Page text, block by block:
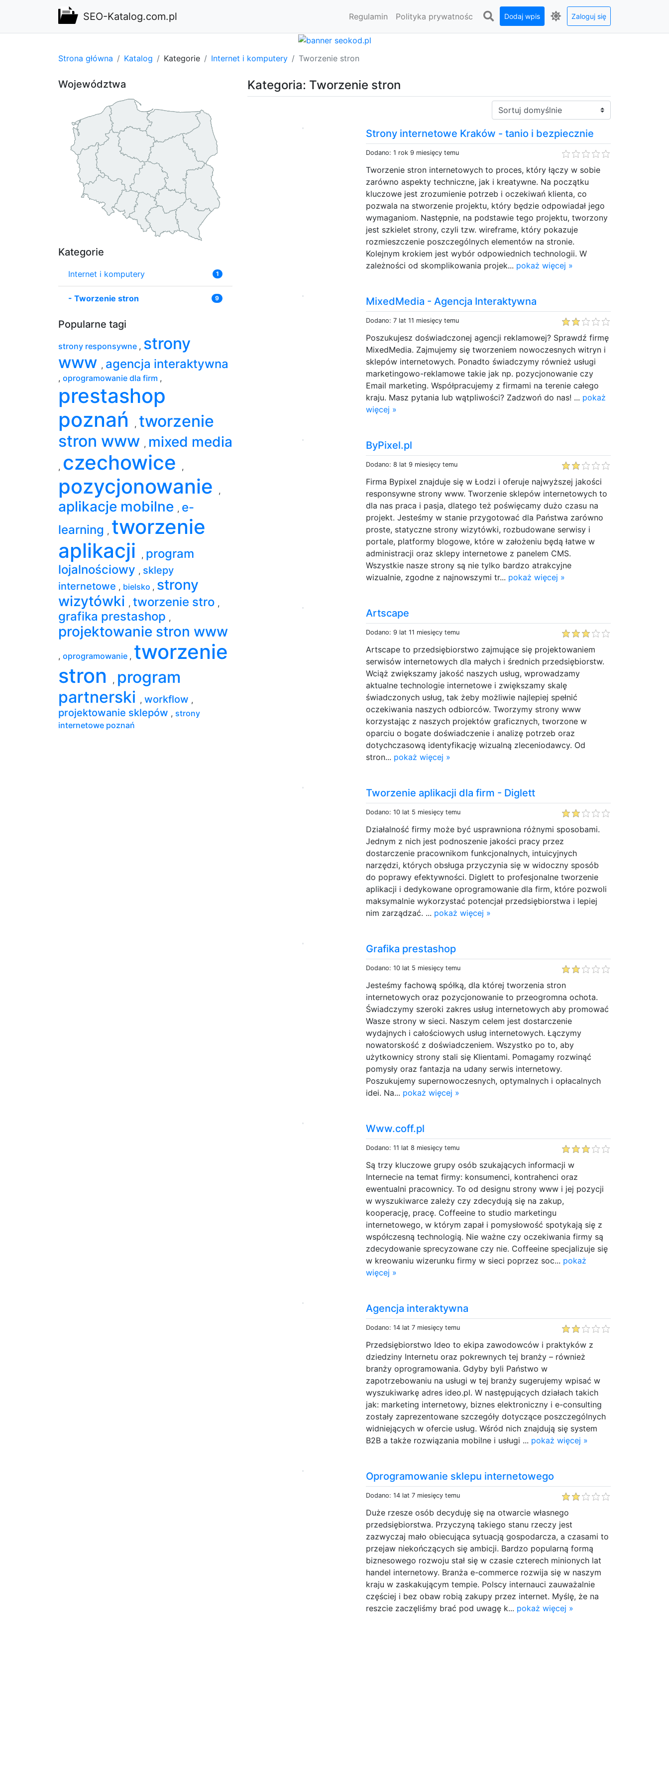
SEO-Katalog.com.pl Regulamin Polityka prywatnośc Dodaj wpis Zaloguj się
Strona główna Katalog Kategorie Internet i komputery Tworzenie stron
Kategoria: Tworzenie stron
Sortuj:
Strony internetowe Kraków - tanio i bezpiecznie
Dodano: 1 rok 9 miesięcy temu
Tworzenie stron internetowych to proces, który łączy w sobie
zarówno aspekty techniczne, jak i kreatywne. Na początku
kluczowe jest zrozumienie potrzeb i oczekiwań klienta, co
pozwala na stworzenie projektu, który będzie odpowiadał jego
wymaganiom. Następnie, na podstawie tego projektu, tworzony
jest szkielet strony, czyli tzw. wireframe, który pokazuje
rozmieszczenie poszczególnych elementów na stronie.
Kolejnym krokiem jest wybór odpowiednich technologii. W
zależności od skomplikowania projek... pokaż więcej »
MixedMedia - Agencja Interaktywna
Dodano: 7 lat 11 miesięcy temu
Poszukujesz doświadczonej agencji reklamowej? Sprawdź firmę
MixedMedia. Zajmujemy się tworzeniem nowoczesnych witryn i
sklepów internetowych. Ponadto świadczymy również usługi
marketingowo-reklamowe takie jak np. pozycjonowanie czy
Email marketing. Współpracujemy z firmami na terenie całego
kraju. Masz pytania lub wątpliwości? Zadzwoń do nas! ... pokaż
więcej »
ByPixel.pl
Dodano: 8 lat 9 miesięcy temu
Firma Bypixel znajduje się w Łodzi i oferuje najwyższej jakości
responsywne strony www. Tworzenie sklepów internetowych to
dla nas praca i pasja, dlatego też poświęcamy dużo czasu na
projekt. Jesteśmy w stanie przygotować dla Państwa zarówno
proste, statyczne strony wizytówki, rozbudowane serwisy i
portale, platformy blogowe, które w założeniu będą łatwe w
administracji oraz sklepy internetowe z panelem CMS.
Wszystkie nasze strony są nie tylko bardzo atrakcyjne
wizualnie, zgodne z najnowszymi tr... pokaż więcej »
Artscape
Dodano: 9 lat 11 miesięcy temu
Artscape to przedsiębiorstwo zajmujące się projektowaniem
serwisów internetowych dla małych i średnich przedsiębiorstw.
Wciąż zwiększamy jakość naszych usług, wprowadzamy
aktualne technologie internetowe i zwiększamy skalę
świadczonych usług, tak żeby możliwie najlepiej spełnić
oczekiwania naszych odbiorców. Tworzymy strony www
korzystając z naszych projektów graficznych, tworzone w
oparciu o bogate doświadczenie i analizę potrzeb oraz
dotychczasową identyfikację wizualną zleceniodawcy. Od
stron... pokaż więcej »
Tworzenie aplikacji dla firm - Diglett
Dodano: 10 lat 5 miesięcy temu
Działalność firmy może być usprawniona różnymi sposobami.
Jednym z nich jest podnoszenie jakości pracy przez
dostarczenie pracownikom funkcjonalnych, intuicyjnych
narzędzi, których obsługa przyczynia się w widoczny sposób
do poprawy efektywności. Diglett to profesjonalne tworzenie
aplikacji i dedykowane oprogramowanie dla firm, które pozwoli
maksymalnie wykorzystać potencjał przedsiębiorstwa i lepiej
nim zarządzać. ... pokaż więcej »
Grafika prestashop
Dodano: 10 lat 5 miesięcy temu
Jesteśmy fachową spółką, dla której tworzenia stron
internetowych oraz pozycjonowanie to przeogromna ochota.
Świadczymy szeroki zakres usług internetowych aby promować
Wasze strony w sieci. Naszym celem jest dostarczenie
wydajnych i całościowych usług internetowych. Łączymy
nowatorskość z doświadczeniem. Wszystko po to, aby
użytkownicy strony stali się Klientami. Pomagamy rozwinąć
pomysły oraz fantazja na udany serwis internetowy.
Poszukujemy supernowoczesnych, optymalnych i opłacalnych
idei. Na... pokaż więcej »
Www.coff.pl
Dodano: 11 lat 8 miesięcy temu
Są trzy kluczowe grupy osób szukających informacji w
Internecie na temat firmy: konsumenci, kontrahenci oraz
ewentualni pracownicy. To od designu strony www i jej pozycji
w wyszukiwarce zależy czy zdecydują się na zakup,
kooperację, pracę. Coffeeine to studio marketingu
internetowego, w którym zapał i pomysłowość spotykają się z
współczesną technologią. Nie ważne czy oczekiwania firmy są
zdecydowanie sprecyzowane czy nie. Coffeeine specjalizuje się
w kreowaniu wizerunku firmy w sieci poprzez soc... pokaż
więcej »
Agencja interaktywna
Dodano: 14 lat 7 miesięcy temu
Przedsiębiorstwo Ideo to ekipa zawodowców i praktyków z
dziedziny Internetu oraz pokrewnych tej branży – również
branży oprogramowania. Gdyby byli Państwo w
zapotrzebowaniu na usługi w tej branży sugerujemy wpisać w
wyszukiwarkę adres ideo.pl. W następujących działach takich
jak: marketing internetowy, biznes elektroniczny i e-consulting
zostały zaprezentowane szczegóły dotyczące poszczególnych
widniejących w ofercie usług. Wśród nich znajdują się system
B2B a także rozwiązania mobilne i usługi ... pokaż więcej »
Oprogramowanie sklepu internetowego
Dodano: 14 lat 7 miesięcy temu
Duże rzesze osób decyduję się na otwarcie własnego
przedsiębiorstwa. Przyczyną takiego stanu rzeczy jest
zazwyczaj mało obiecująca sytuacją gospodarcza, a czasami to
przejaw niekończących się ambicji. Bardzo popularną formą
biznesowego rozwoju stał się w czasie czterech minionych lat
handel internetowy. Branża e-commerce rozwija się w naszym
kraju w zaskakującym tempie. Polscy internauci zauważalnie
częściej i bez obaw robią zakupy przez internet. Myślę, że na
reszcie zaczęliśmy brać pod uwagę k... pokaż więcej »
Województwa
Kategorie
Internet i komputery 1
- Tworzenie stron 9
Popularne tagi
strony responsywne , strony
www , agencja interaktywna
, oprogramowanie dla firm ,
prestashop
poznań
, tworzenie
stron www , mixed media
, czechowice ,
pozycjonowanie ,
aplikacje mobilne , e-
learning , tworzenie
aplikacji
, program
lojalnościowy , sklepy
internetowe , bielsko , strony
wizytówki , tworzenie stro ,
grafika prestashop ,
projektowanie stron www
, oprogramowanie , tworzenie
stron
, program
partnerski , workflow ,
projektowanie sklepów , strony
internetowe poznań